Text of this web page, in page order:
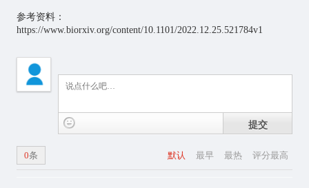
参考资料：
https://www.biorxiv.org/content/10.1101/2022.12.25.521784v1
提交
默认 最早 最热 评分最高
0条